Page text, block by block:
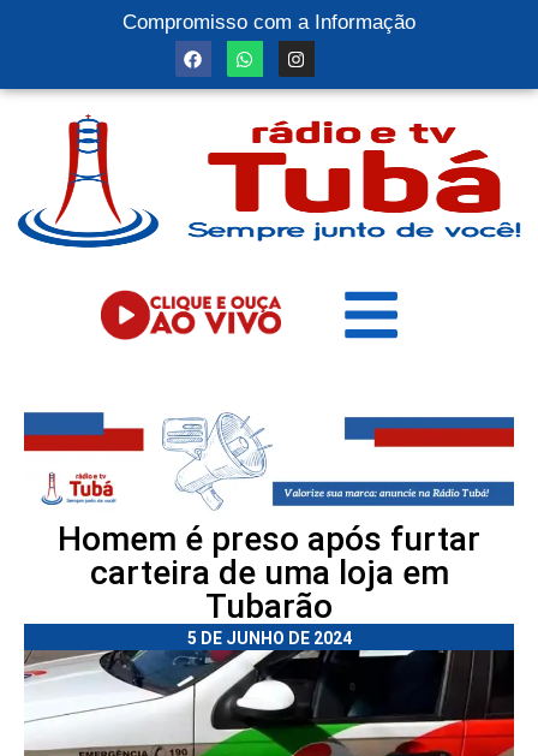
Compromisso com a Informação
Homem é preso após furtar
carteira de uma loja em
Tubarão
5 DE JUNHO DE 2024